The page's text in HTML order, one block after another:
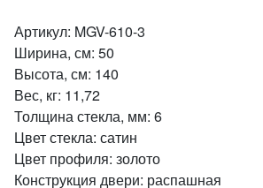
Артикул: MGV-610-3
Ширина, см: 50
Высота, см: 140
Вес, кг: 11,72
Толщина стекла, мм: 6
Цвет стекла: сатин
Цвет профиля: золото
Конструкция двери: распашная